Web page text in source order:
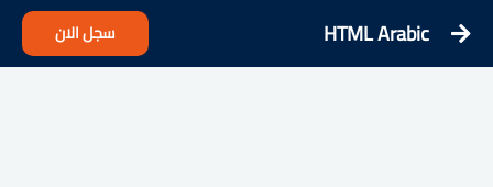
HTML Arabic سجل الان